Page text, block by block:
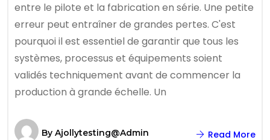
entre le pilote et la fabrication en série. Une petite
erreur peut entraîner de grandes pertes. C'est
pourquoi il est essentiel de garantir que tous les
systèmes, processus et équipements soient
validés techniquement avant de commencer la
production à grande échelle. Un
By Ajollytesting@admin Read More